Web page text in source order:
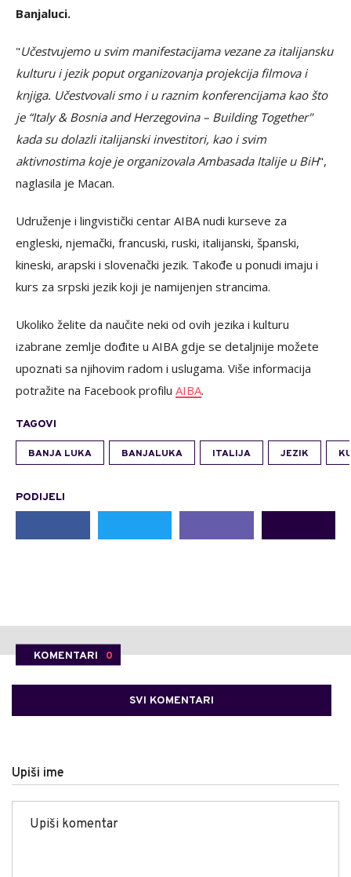
Banjaluci.
"Učestvujemo u svim manifestacijama vezane za italijansku
kulturu i jezik poput organizovanja projekcija filmova i
knjiga. Učestvovali smo i u raznim konferencijama kao što
je “Italy & Bosnia and Herzegovina – Building Together"
kada su dolazli italijanski investitori, kao i svim
aktivnostima koje je organizovala Ambasada Italije u BiH",
naglasila je Macan.
Udruženje i lingvistički centar AIBA nudi kurseve za
engleski, njemački, francuski, ruski, italijanski, španski,
kineski, arapski i slovenački jezik. Takođe u ponudi imaju i
kurs za srpski jezik koji je namijenjen strancima.
Ukoliko želite da naučite neki od ovih jezika i kulturu
izabrane zemlje dođite u AIBA gdje se detaljnije možete
upoznati sa njihovim radom i uslugama. Više informacija
potražite na Facebook profilu AIBA.
TAGOVI
BANJA LUKA BANJALUKA ITALIJA JEZIK
PODIJELI
KOMENTARI 0
SVI KOMENTARI
Upiši ime